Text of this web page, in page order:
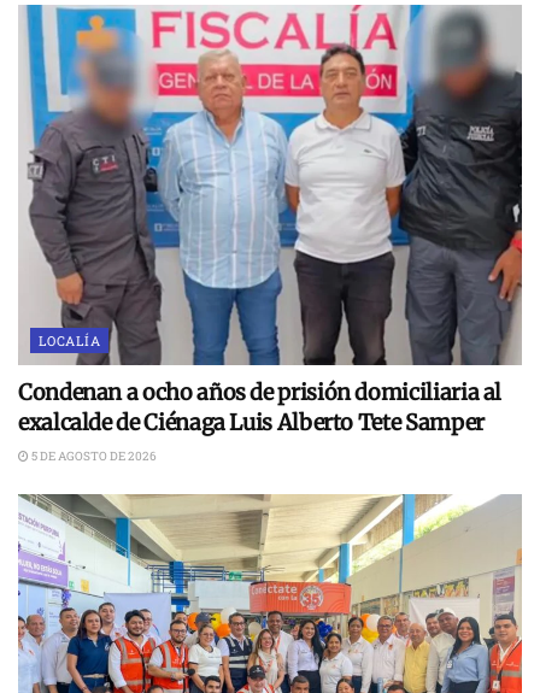
LOCALÍA
Condenan a ocho años de prisión domiciliaria al
exalcalde de Ciénaga Luis Alberto Tete Samper
5 DE AGOSTO DE 2026